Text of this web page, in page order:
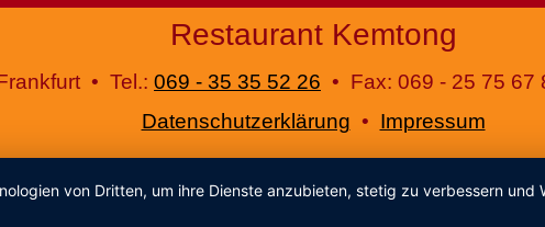
Restaurant Kemtong
• Tel.: 069 - 35 35 52 26 • Fax: 069 - 25 75 67
Datenschutzerklärung • Impressum
von Dritten, um ihre Dienste anzubieten, stetig zu verbessern